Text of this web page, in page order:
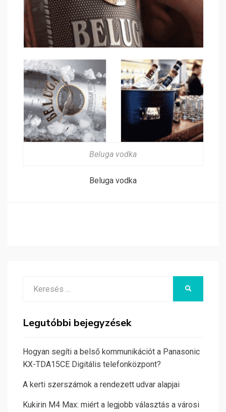
Beluga vodka
Beluga vodka
Legutóbbi bejegyzések
Hogyan segíti a belső kommunikációt a Panasonic
KX-TDA15CE Digitális telefonközpont?
A kerti szerszámok a rendezett udvar alapjai
Kukirin M4 Max: miért a legjobb választás a városi